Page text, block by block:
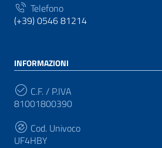
Telefono
(+39) 0546 81214
INFORMAZIONI
C.F. / P.IVA
81001800390
Cod. Univoco
UF4HBY